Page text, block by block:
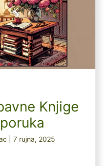
Knjige
| 7 rujna, 2025